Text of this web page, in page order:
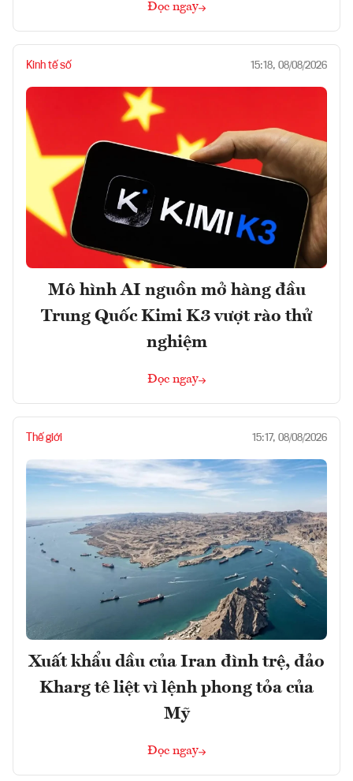
Đọc ngay
Kinh tế số 15:18, 08/08/2026
Mô hình AI nguồn mở hàng đầu
Trung Quốc Kimi K3 vượt rào thử
nghiệm
Đọc ngay
Thế giới 15:17, 08/08/2026
Xuất khẩu dầu của Iran đình trệ, đảo
Kharg tê liệt vì lệnh phong tỏa của
Mỹ
Đọc ngay